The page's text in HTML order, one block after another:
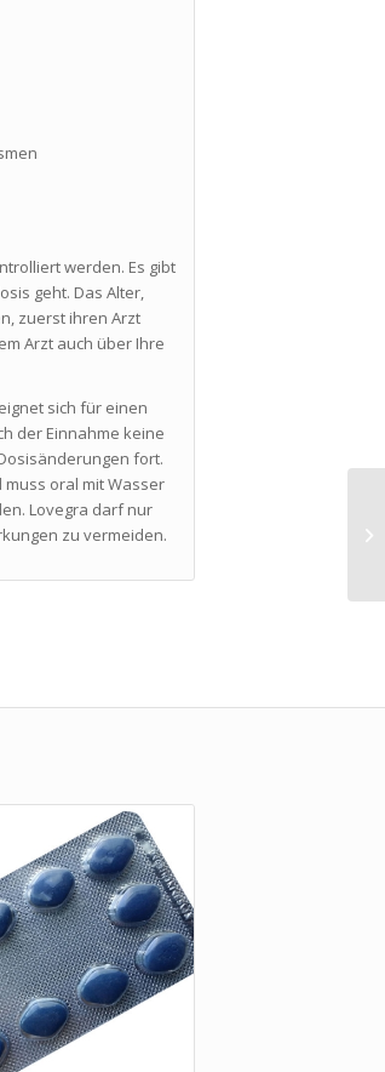
werden. Es gibt
geht. Das Alter,
zuerst ihren Arzt
Arzt auch über Ihre
sich für einen
der Einnahme keine
fort.
oral mit Wasser
Lovegra darf nur
zu vermeiden.